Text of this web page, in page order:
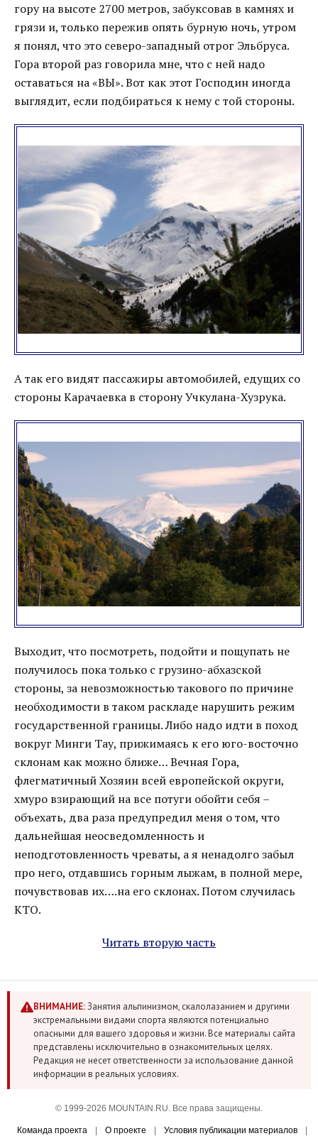
гору на высоте 2700 метров, забуксовав в камнях и
грязи и, только пережив опять бурную ночь, утром
я понял, что это северо-западный отрог Эльбруса.
Гора второй раз говорила мне, что с ней надо
оставаться на «ВЫ». Вот как этот Господин иногда
выглядит, если подбираться к нему с той стороны.
А так его видят пассажиры автомобилей, едущих со
стороны Карачаевка в сторону Учкулана-Хузрука.
Выходит, что посмотреть, подойти и пощупать не
получилось пока только с грузино-абхазской
стороны, за невозможностью такового по причине
необходимости в таком раскладе нарушить режим
государственной границы. Либо надо идти в поход
вокруг Минги Тау, прижимаясь к его юго-восточно
склонам как можно ближе… Вечная Гора,
флегматичный Хозяин всей европейской округи,
хмуро взирающий на все потуги обойти себя –
объехать, два раза предупредил меня о том, что
дальнейшая неосведомленность и
неподготовленность чреваты, а я ненадолго забыл
про него, отдавшись горным лыжам, в полной мере,
почувствовав их….на его склонах. Потом случилась
КТО.
Читать вторую часть
ВНИМАНИЕ:Занятия альпинизмом, скалолазанием и другими
экстремальными видами спорта являются потенциально
опасными для вашего здоровья и жизни. Все материалы сайта
представлены исключительно в ознакомительных целях.
Редакция не несет ответственности за использование данной
информации в реальных условиях.
© 1999-2026 MOUNTAIN.RU. Все права защищены.
Команда проекта О проекте Условия публикации материалов